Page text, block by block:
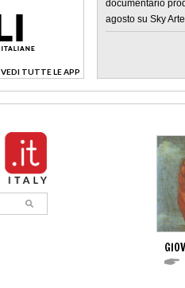
VEDI TUTTE LE APP
>
documentario
agosto su Sky Arte